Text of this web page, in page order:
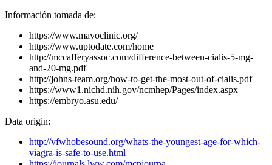
Información tomada de:
https://www.mayoclinic.org/
https://www.uptodate.com/home
http://mccafferyassoc.com/difference-between-cialis-5-mg-
and-20-mg.pdf
http://johns-team.org/how-to-get-the-most-out-of-cialis.pdf
https://www1.nichd.nih.gov/ncmhep/Pages/index.aspx
https://embryo.asu.edu/
Data origin:
http://vfwhobesound.org/whats-the-youngest-age-for-which-
viagra-is-safe-to-use.html